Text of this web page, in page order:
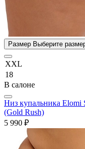
Размер Выберите
XXL
18
В салоне
Низ купальника Elomi
(Gold Rush)
5 990 ₽